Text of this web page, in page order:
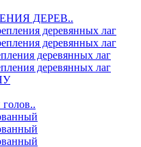
ДЕРЕВ..
деревянных лаг
деревянных лаг
деревянных лаг
деревянных лаг